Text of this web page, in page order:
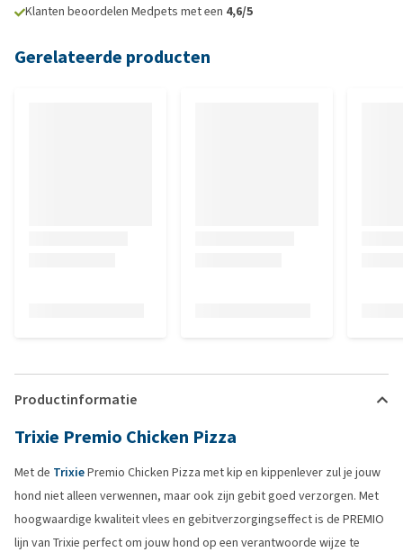
Klanten beoordelen Medpets met een 4,6/5
Gerelateerde producten
Productinformatie
Trixie Premio Chicken Pizza
Met de TrixiePremio Chicken Pizza met kip en kippenlever zul je jouw
hond niet alleen verwennen, maar ook zijn gebit goed verzorgen. Met
hoogwaardige kwaliteit vlees en gebitverzorgingseffect is de PREMIO
lijn van Trixie perfect om jouw hond op een verantwoorde wijze te